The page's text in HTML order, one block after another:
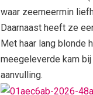
waar zeemeermin
Daarnaast heeft ze
Met haar lang blonde
meegeleverde kam
aanvulling.